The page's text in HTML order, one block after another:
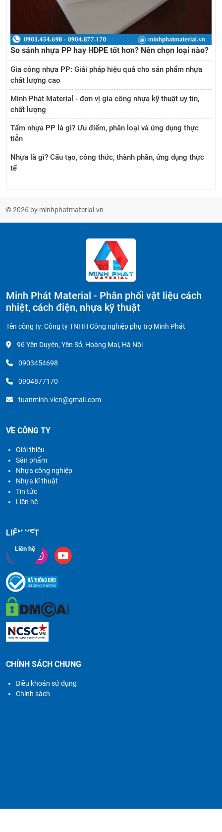
So sánh nhựa PP hay HDPE tốt hơn? Nên chọn loại nào?
Gia công nhựa PP: Giải pháp hiệu quả cho sản phẩm nhựa
chất lượng cao
Minh Phát Material - đơn vị gia công nhựa kỹ thuật uy tín,
chất lượng
Tấm nhựa PP là gì? Ưu điểm, phân loại và ứng dụng thực
tiễn
Nhựa là gì? Cấu tạo, công thức, thành phần, ứng dụng thực
tế
© 2026 by minhphatmaterial.vn
Minh Phát Material - Phân phối vật liệu cách
nhiệt, cách điện, nhựa kỹ thuật
Tên công ty: Công ty TNHH Công nghiệp phụ trợ Minh Phát
96 Yên Duyên, Yên Sở, Hoàng Mai, Hà Nội
0903454698
0904877170
tuanminh.vlcn@gmail.com
VỀ CÔNG TY
Giới thiệu
Sản phẩm
Nhựa công nghiệp
Nhựa kĩ thuật
Tin tức
Liên hệ
LIÊN KẾT
CHÍNH SÁCH CHUNG
Điều khoản sử dụng
Chính sách
Liên hệ